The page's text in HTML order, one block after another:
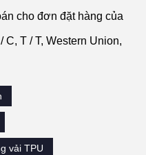
cho đơn đặt hàng của
T / T, Western Union,
vải TPU